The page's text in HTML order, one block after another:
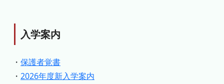
入学案内
・ 保護者覚書
・ 2026年度新入学案内